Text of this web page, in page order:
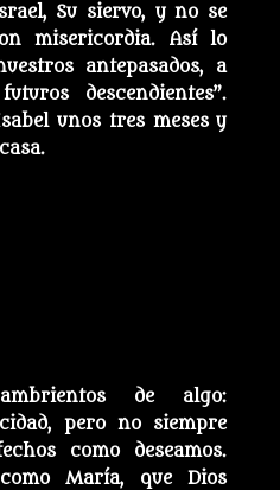
Su siervo, y no se
misericordia. Así lo
antepasados, a
descendientes”.
unos tres meses y
de algo:
pero no siempre
como deseamos.
María, que Dios